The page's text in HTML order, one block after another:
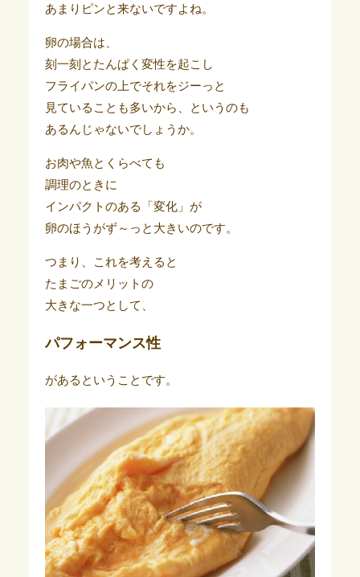
あまりピンと来ないですよね。
卵の場合は、
刻一刻とたんぱく変性を起こし
フライパンの上でそれをジーっと
見ていることも多いから、というのも
あるんじゃないでしょうか。
お肉や魚とくらべても
調理のときに
インパクトのある「変化」が
卵のほうがず～っと大きいのです。
つまり、これを考えると
たまごのメリットの
大きな一つとして、
パフォーマンス性
があるということです。